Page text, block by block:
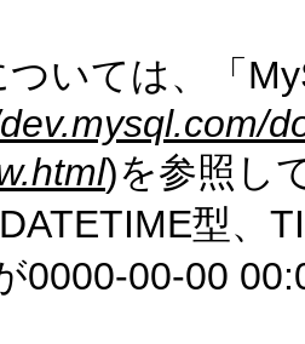
ついては、「
)を参照し
型、
0000-00-00